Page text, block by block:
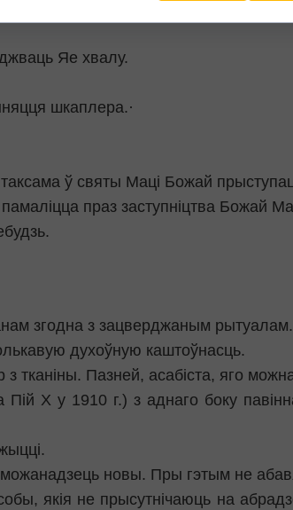
Яе хвалу.
шкаплера.·
ў святы Маці Божай прыступаць
праз заступніцтва Божай
згодна з зацверджаным рытуалам.
духоўную каштоўнасць.
тканіны. Пазней, асабіста, яго
Пій Х у 1910 г.) з аднаго боку
новы. Пры гэтым не
якія не прысутнічаюць на